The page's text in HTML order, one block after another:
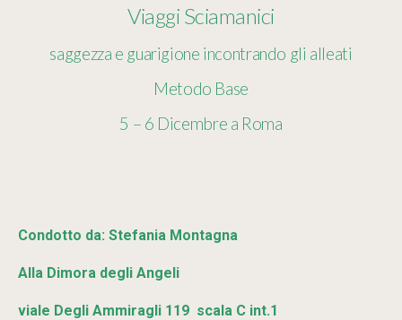
Viaggi Sciamanici
saggezza e guarigione incontrando gli alleati
Metodo Base
5 – 6 Dicembre a Roma
Condotto da: Stefania Montagna
Alla Dimora degli Angeli
viale Degli Ammiragli 119 scala C int.1